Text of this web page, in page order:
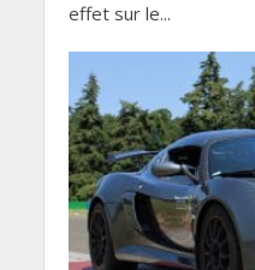
effet sur le...